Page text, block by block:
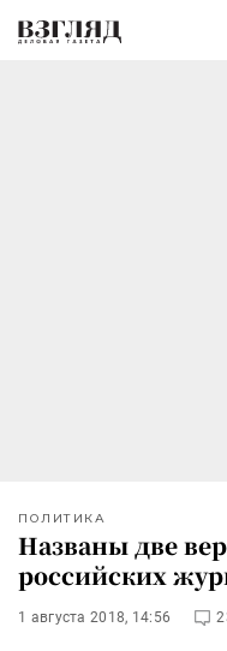
ПОЛИТИКА
Названы две
российских
1 августа 2018, 14:56